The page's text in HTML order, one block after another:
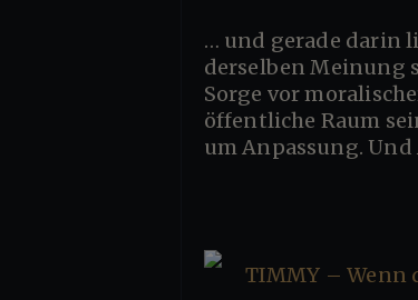
… und gerade darin
derselben Meinung
Sorge vor
öffentliche Raum
um Anpassung.